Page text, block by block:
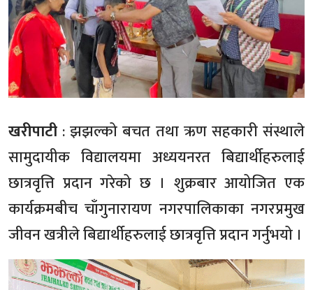
खरीपाटी : झझल्को बचत तथा ऋण सहकारी संस्थाले
सामुदायीक विद्यालयमा अध्ययनरत बिद्यार्थीहरुलाई
छात्रवृत्ति प्रदान गरेको छ । शुक्रबार आयोजित एक
कार्यक्रमबीच चाँगुनारायण नगरपालिकाका नगरप्रमुख
जीवन खत्रीले बिद्यार्थीहरुलाई छात्रवृत्ति प्रदान गर्नुभयो ।